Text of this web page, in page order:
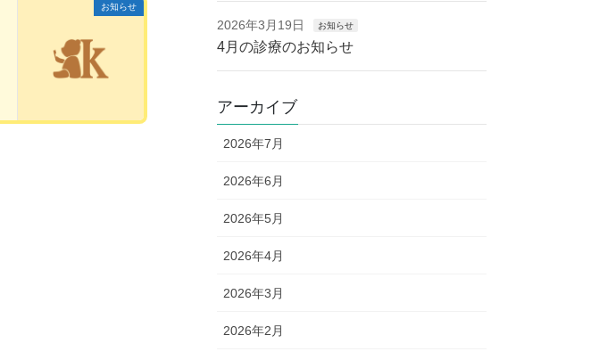
お知らせ
2026年3月19日 お知らせ
4月の診療のお知らせ
アーカイブ
2026年7月
2026年6月
2026年5月
2026年4月
2026年3月
2026年2月